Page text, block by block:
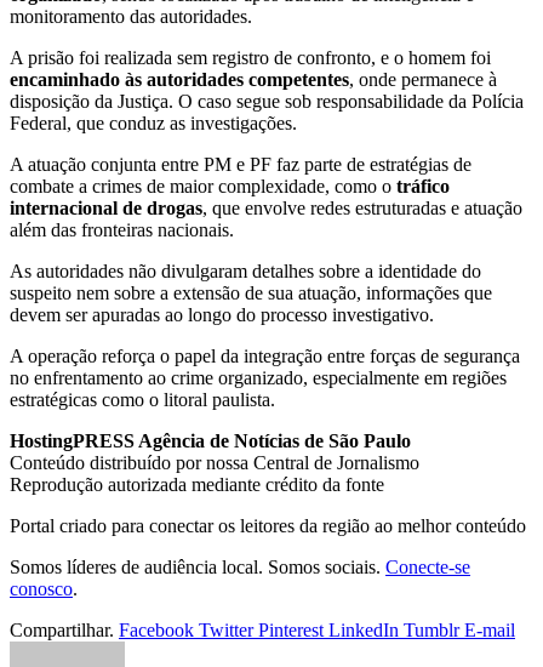
monitoramento das autoridades.
A prisão foi realizada sem registro de confronto, e o homem foi
encaminhado às autoridades competentes, onde permanece à
disposição da Justiça. O caso segue sob responsabilidade da Polícia
Federal, que conduz as investigações.
A atuação conjunta entre PM e PF faz parte de estratégias de
combate a crimes de maior complexidade, como o tráfico
internacional de drogas, que envolve redes estruturadas e atuação
além das fronteiras nacionais.
As autoridades não divulgaram detalhes sobre a identidade do
suspeito nem sobre a extensão de sua atuação, informações que
devem ser apuradas ao longo do processo investigativo.
A operação reforça o papel da integração entre forças de segurança
no enfrentamento ao crime organizado, especialmente em regiões
estratégicas como o litoral paulista.
HostingPRESS Agência de Notícias de São Paulo
Conteúdo distribuído por nossa Central de Jornalismo
Reprodução autorizada mediante crédito da fonte
Portal criado para conectar os leitores da região ao melhor conteúdo
Somos líderes de audiência local. Somos sociais. Conecte-se
conosco.
Compartilhar. Facebook Twitter Pinterest LinkedIn Tumblr E-mail